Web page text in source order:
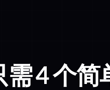
需 4 个